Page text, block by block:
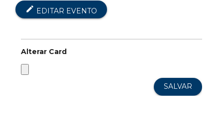
edit EDITAR EVENTO
Alterar Card